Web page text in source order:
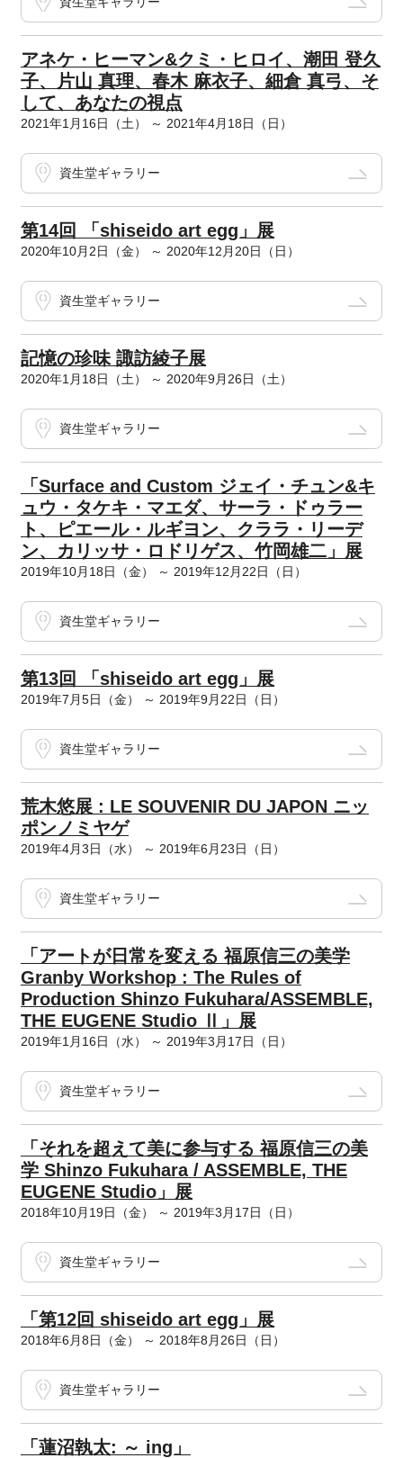
アネケ・ヒーマン&クミ・ヒロイ、潮田 登久
子、片山 真理、春木 麻衣子、細倉 真弓、そ
して、あなたの視点
2021年1月16日（土） ～ 2021年4月18日（日）
資生堂ギャラリー
第14回 「shiseido art egg」展
2020年10月2日（金） ～ 2020年12月20日（日）
資生堂ギャラリー
記憶の珍味 諏訪綾子展
2020年1月18日（土） ～ 2020年9月26日（土）
資生堂ギャラリー
「Surface and Custom ジェイ・チュン&キ
ュウ・タケキ・マエダ、サーラ・ドゥラー
ト、ピエール・ルギヨン、クララ・リーデ
ン、カリッサ・ロドリゲス、竹岡雄二」展
2019年10月18日（金） ～ 2019年12月22日（日）
資生堂ギャラリー
第13回 「shiseido art egg」展
2019年7月5日（金） ～ 2019年9月22日（日）
資生堂ギャラリー
荒木悠展 : LE SOUVENIR DU JAPON ニッ
ポンノミヤゲ
2019年4月3日（水） ～ 2019年6月23日（日）
資生堂ギャラリー
「アートが日常を変える 福原信三の美学
Granby Workshop : The Rules of
Production Shinzo Fukuhara/ASSEMBLE,
THE EUGENE Studio Ⅱ」展
2019年1月16日（水） ～ 2019年3月17日（日）
資生堂ギャラリー
「それを超えて美に参与する 福原信三の美
学 Shinzo Fukuhara / ASSEMBLE, THE
EUGENE Studio」展
2018年10月19日（金） ～ 2019年3月17日（日）
資生堂ギャラリー
「第12回 shiseido art egg」展
2018年6月8日（金） ～ 2018年8月26日（日）
資生堂ギャラリー
「蓮沼執太: ～ ing」